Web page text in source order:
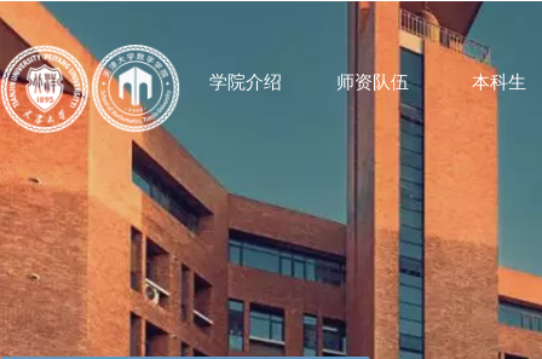
学院介绍 师资队伍 本科生